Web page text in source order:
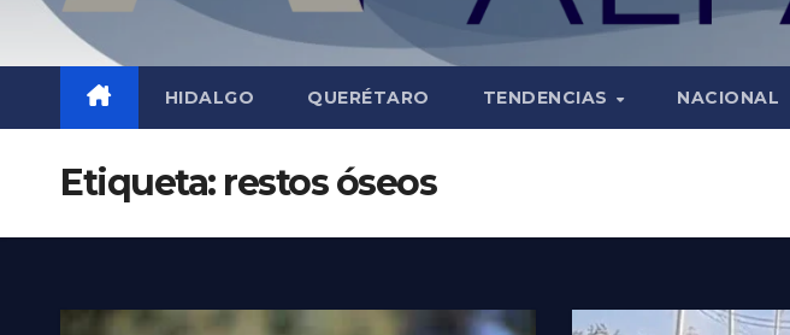
HIDALGO QUERÉTARO TENDENCIAS NACIONAL
Etiqueta: restos óseos